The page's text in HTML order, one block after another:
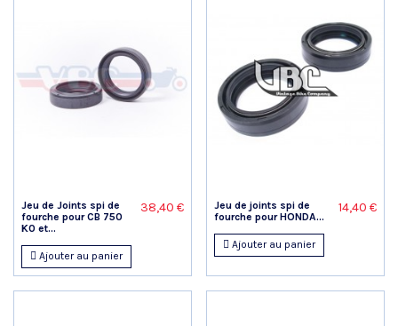
Jeu de Joints spi de
fourche pour CB 750
K0 et...
38,40 €
Ajouter au panier
Jeu de joints spi de
fourche pour HONDA...
14,40 €
Ajouter au panier